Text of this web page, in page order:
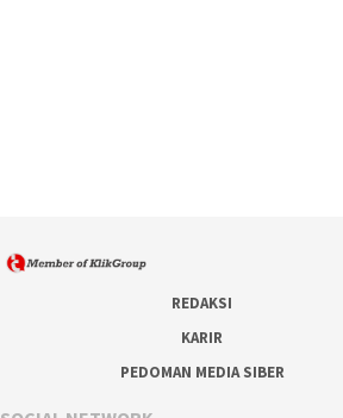
REDAKSI
KARIR
PEDOMAN MEDIA SIBER